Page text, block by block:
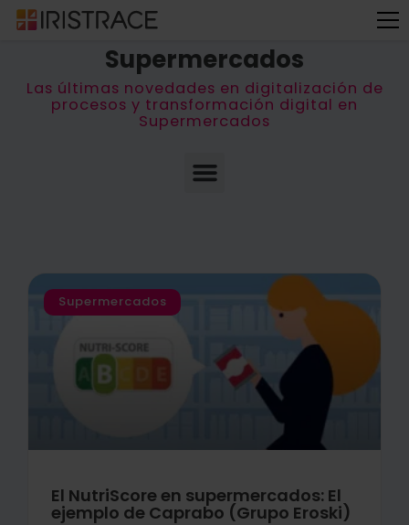
← Volver al Blog
Supermercados
Las últimas novedades en digitalización de
procesos y transformación digital en
Supermercados
Supermercados
El NutriScore en supermercados: El
ejemplo de Caprabo (Grupo Eroski)